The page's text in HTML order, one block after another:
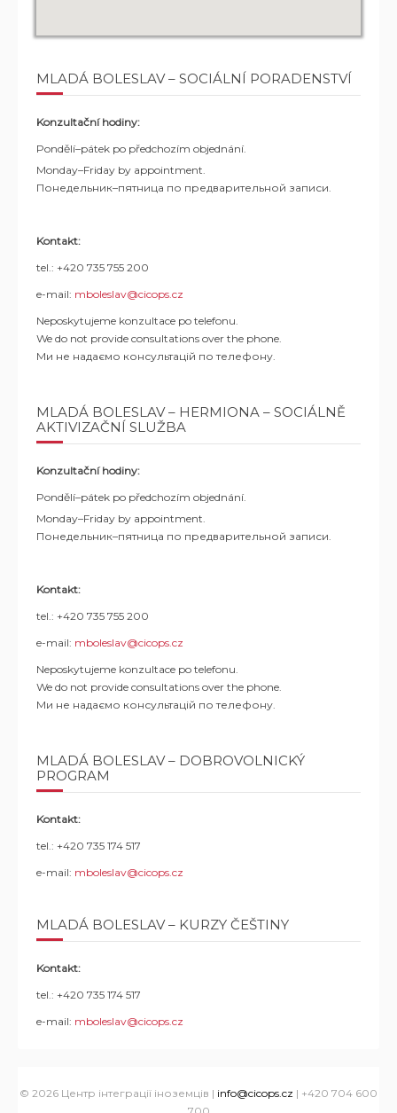
MLADÁ BOLESLAV – SOCIÁLNÍ PORADENSTVÍ
Konzultační hodiny:
Pondělí–pátek po předchozím objednání.
Monday–Friday by appointment.
Понедельник–пятница по предварительной записи.
Kontakt:
tel.: +420 735 755 200
e-mail: mboleslav@cicops.cz
Neposkytujeme konzultace po telefonu.
We do not provide consultations over the phone.
Ми не надаємо консультацій по телефону.
MLADÁ BOLESLAV – HERMIONA – SOCIÁLNĚ
AKTIVIZAČNÍ SLUŽBA
Konzultační hodiny:
Pondělí–pátek po předchozím objednání.
Monday–Friday by appointment.
Понедельник–пятница по предварительной записи.
Kontakt:
tel.: +420 735 755 200
e-mail: mboleslav@cicops.cz
Neposkytujeme konzultace po telefonu.
We do not provide consultations over the phone.
Ми не надаємо консультацій по телефону.
MLADÁ BOLESLAV – DOBROVOLNICKÝ
PROGRAM
Kontakt:
tel.: +420 735 174 517
e-mail: mboleslav@cicops.cz
MLADÁ BOLESLAV – KURZY ČEŠTINY
Kontakt:
tel.: +420 735 174 517
e-mail: mboleslav@cicops.cz
© 2026 Центр інтеграції іноземців | info@cicops.cz | +420 704 600